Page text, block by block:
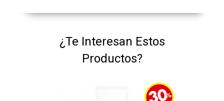
¿Te Interesan Estos
Productos?